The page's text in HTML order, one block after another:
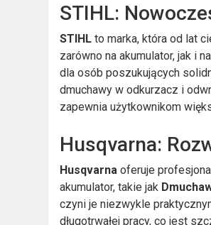
STIHL:
STIHL to marka, która od lat
zarówno na akumulator, jak i
dla osób poszukujących
dmuchawy w odkurzacz i
zapewnia użytkownikom
Husqvarna:
Husqvarna oferuje
akumulator, takie jak
czyni je niezwykle
długotrwałej pracy, co jest